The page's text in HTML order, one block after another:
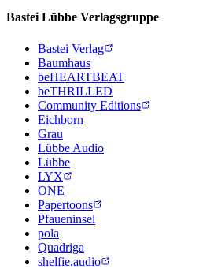
Bastei Lübbe Verlagsgruppe
Bastei Verlag
Baumhaus
beHEARTBEAT
beTHRILLED
Community Editions
Eichborn
Grau
Lübbe Audio
Lübbe
LYX
ONE
Papertoons
Pfaueninsel
pola
Quadriga
shelfie.audio